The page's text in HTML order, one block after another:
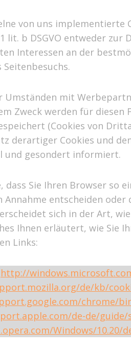
von uns
lit. b DSGVO entweder
Interessen an der
mit
Zweck werden für
(Cookies von
derartiger Cookies und
und gesondert informiert.
dass Sie Ihren Browser so
Annahme entscheiden
sich in der Art,
Ihnen erläutert, wie Sie
Links:
http://
de/kb/
chrome/
de-de/guide/
Windows/10.20/